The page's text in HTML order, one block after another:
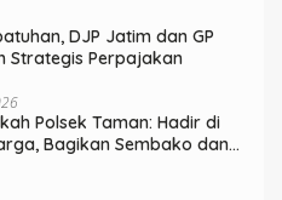
DJP Jatim dan GP
Strategis Perpajakan
Polsek Taman: Hadir di
Bagikan Sembako dan